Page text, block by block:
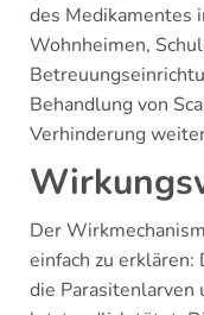
des Medikamentes
Wohnheimen,
Behandlung von
Verhinderung
Der
einfach zu
die Parasitenlarven